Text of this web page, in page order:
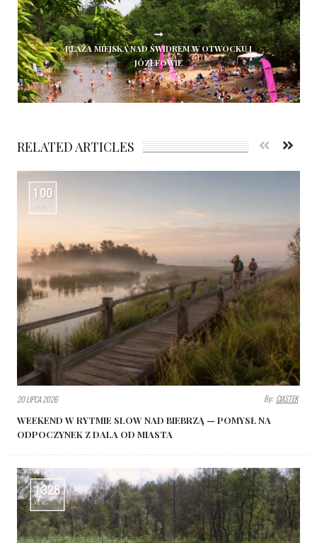
PLAŻA MIEJSKA NAD ŚWIDREM W OTWOCKU I
JÓZEFOWIE
RELATED ARTICLES
100
VIEWS
20 LIPCA 2026 By: CIASTEK
WEEKEND W RYTMIE SLOW NAD BIEBRZĄ — POMYSŁ NA
ODPOCZYNEK Z DALA OD MIASTA
1328
VIEWS